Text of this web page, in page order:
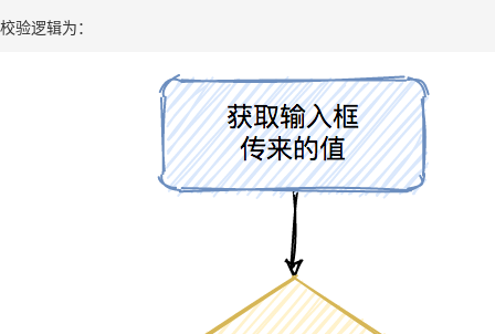
校验逻辑为：